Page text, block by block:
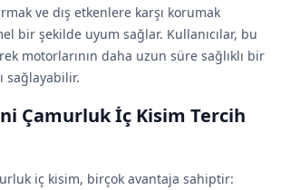
ve dış etkenlere karşı korumak
bir şekilde uyum sağlar. Kullanıcılar, bu
motorlarının daha uzun süre sağlıklı bir
sağlayabilir.
Çamurluk İç Kisim Tercih
iç kisim, birçok avantaja sahiptir: